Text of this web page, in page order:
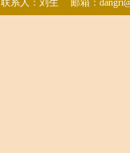
联系人：刘生 邮箱：